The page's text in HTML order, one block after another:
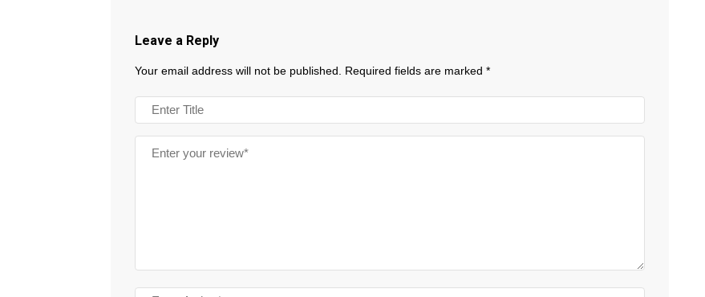
Leave a Reply
Your email address will not be published. Required fields are marked *